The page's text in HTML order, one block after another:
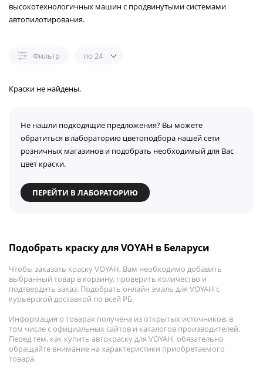
высокотехнологичных машин с продвинутыми системами
автопилотирования.
Фильтр по 24
Краски не найдены.
Не нашли подходящие предложения? Вы можете
обратиться в лабораторию цветоподбора нашей сети
розничных магазинов и подобрать необходимый для Вас
цвет краски.
ПЕРЕЙТИ В ЛАБОРАТОРИЮ
Подобрать краску для VOYAH в Беларуси
Чтобы заказать краску VOYAH, Вам необходимо добавить
выбранный товар в корзину, проверить количество и
подтвердить заказ. Подобрать онлайн эмаль для VOYAH с
курьерской доставкой по всей РБ.
Информация о товарах получена из открытых источников, в
том числе с официальных сайтов и каталогов производителей.
Перед тем, как купить автокраску для VOYAH, обязательно
обращайте внимание на характеристики приобретаемого
товара.